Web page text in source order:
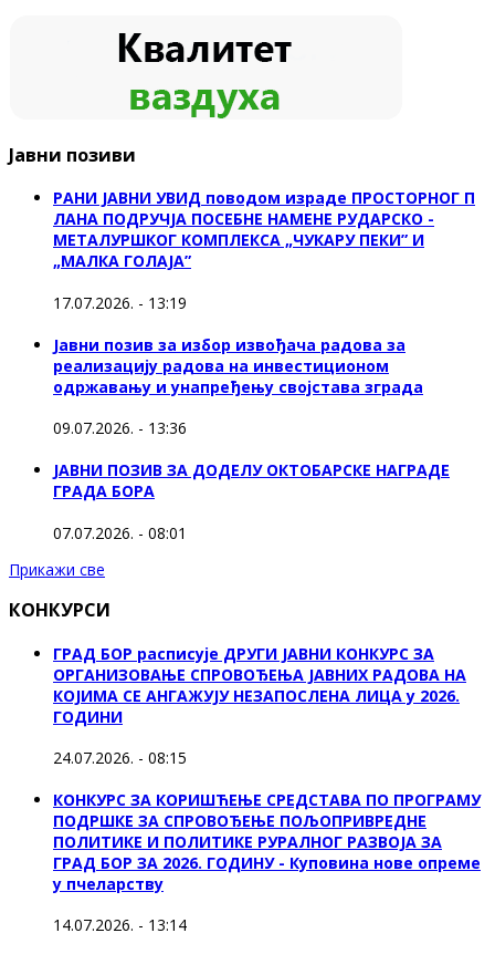
Јавни позиви
РАНИ ЈАВНИ УВИД поводом израде ПРОСТОРНОГ П
ЛАНА ПОДРУЧЈА ПОСЕБНЕ НАМЕНЕ РУДАРСКО -
МЕТАЛУРШКОГ КОМПЛЕКСА „ЧУКАРУ ПЕКИ” И
„МАЛКА ГОЛАЈА”
17.07.2026. - 13:19
Јавни позив за избор извођача радова за
реализацију радова на инвестиционом
одржавању и унапређењу својстава зграда
09.07.2026. - 13:36
ЈАВНИ ПОЗИВ ЗА ДОДЕЛУ ОКТOБАРСКЕ НАГРАДЕ
ГРАДА БОРА
07.07.2026. - 08:01
Прикажи све
КОНКУРСИ
ГРАД БОР расписује ДРУГИ ЈАВНИ КОНКУРС ЗА
ОРГАНИЗОВАЊЕ СПРОВОЂЕЊА ЈАВНИХ РАДОВА НА
КОЈИМА СЕ АНГАЖУЈУ НЕЗАПОСЛЕНА ЛИЦА у 2026.
ГОДИНИ
24.07.2026. - 08:15
КОНКУРС ЗА КОРИШЋЕЊЕ СРЕДСТАВА ПО ПРОГРАМУ
ПОДРШКЕ ЗА СПРОВОЂЕЊЕ ПОЉОПРИВРЕДНЕ
ПОЛИТИКЕ И ПОЛИТИКЕ РУРАЛНОГ РАЗВОЈА ЗА
ГРАД БОР ЗА 2026. ГОДИНУ - Куповина нове опреме
у пчеларству
14.07.2026. - 13:14